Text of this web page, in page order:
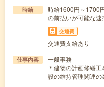
時給
時給1600円～
の前払いが可能な速
交通費
交通費支給あり
仕事内容
一般事務
＊建物の計画修繕
設の維持管理関連